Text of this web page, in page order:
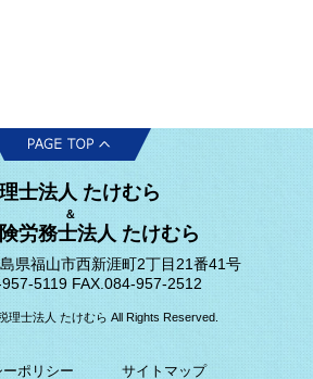
士法人 たけむら
＆
労務士法人 たけむら
県福山市西新涯町2丁目21番41号
5119 FAX.084-957-2512
理士法人 たけむら All Rights Reserved.
ポリシー サイトマップ